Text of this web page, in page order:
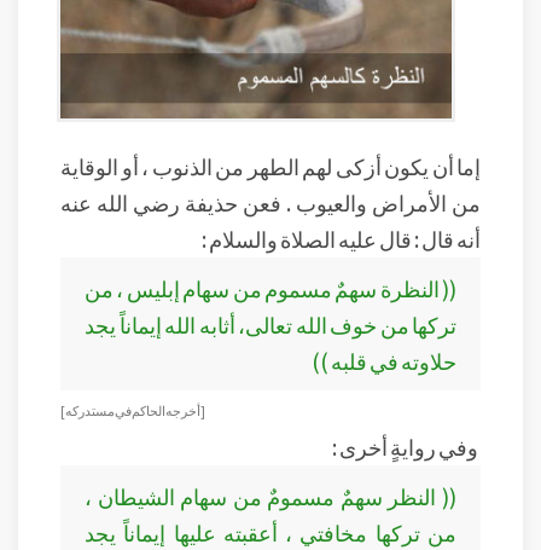
إما أن يكون أزكى لهم الطهر من الذنوب ، أو الوقاية
من الأمراض والعيوب . فعن حذيفة رضي الله عنه
أنه قال : قال عليه الصلاة والسلام :
(( النظرة سهمٌ مسموم من سهام إبليس ، من
تركها من خوف الله تعالى، أثابه الله إيماناً يجد
حلاوته في قلبه ))
[ أخرجه الحاكم في مستدركه ]
وفي روايةٍ أخرى :
(( النظر سهمٌ مسمومٌ من سهام الشيطان ،
من تركها مخافتي ، أعقبته عليها إيماناً يجد